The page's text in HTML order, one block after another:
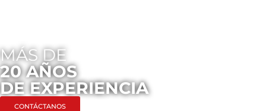
MÁS DE
20 AÑOS
DE EXPERIENCIA
CONTÁCTANOS